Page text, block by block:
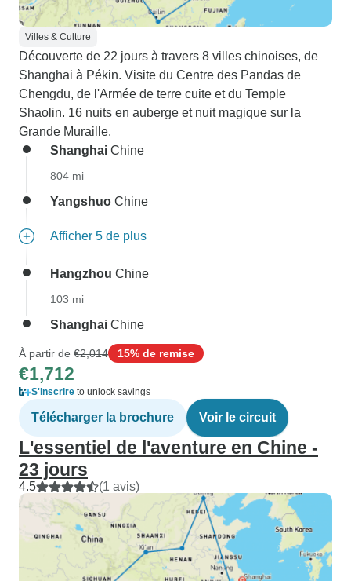
Villes & Culture
Découverte de 22 jours à travers 8 villes chinoises, de
Shanghai à Pékin. Visite du Centre des Pandas de
Chengdu, de l'Armée de terre cuite et du Temple
Shaolin. 16 nuits en auberge et nuit magique sur la
Grande Muraille.
Shanghai Chine
804 mi
Yangshuo Chine
Afficher 5 de plus
Hangzhou Chine
103 mi
Shanghai Chine
À partir de €2,014 15% de remise
€1,712
S'inscrire to unlock savings
Télécharger la brochure Voir le circuit
L'essentiel de l'aventure en Chine -
23 jours
4.5 (1 avis)